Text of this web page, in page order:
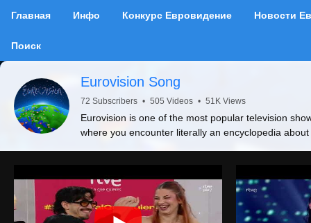
Главная Инфо Конкурс Евровидение Новости
Поиск
Eurovision Song
72 Subscribers • 505 Videos • 51K Views
Eurovision is one of the most popular television
where you encounter literally an encyclopedia